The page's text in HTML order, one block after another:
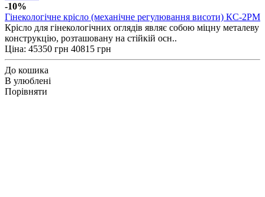
-10%
Гінекологічне крісло (механічне регулювання висоти) КС-2РМ
Крісло для гінекологічних оглядів являє собою міцну металеву
конструкцію, розташовану на стійкій осн..
Ціна: 45350 грн 40815 грн
До кошика
В улюблені
Порівняти